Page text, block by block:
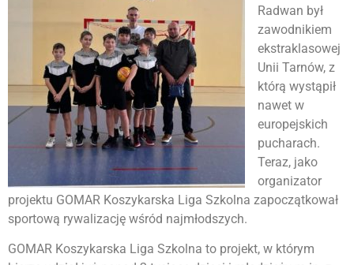
Radwan był
zawodnikiem
ekstraklasowej
Unii Tarnów, z
którą wystąpił
nawet w
europejskich
pucharach.
Teraz, jako
organizator
projektu GOMAR Koszykarska Liga Szkolna zapoczątkował
sportową rywalizację wśród najmłodszych.
GOMAR Koszykarska Liga Szkolna to projekt, w którym